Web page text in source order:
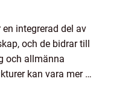
integrerad del av
och de bidrar till
och allmänna
kan vara mer än